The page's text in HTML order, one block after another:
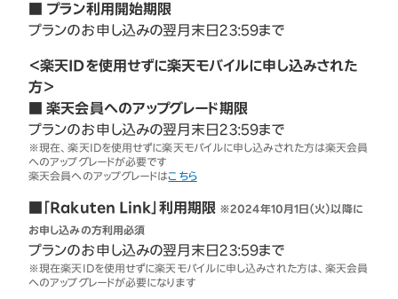
■ プラン利用開始期限
プランのお申し込みの翌月末日23:59まで
＜楽天IDを使用せずに楽天モバイルに申し込みされた
方＞
■ 楽天会員へのアップグレード期限
プランのお申し込みの翌月末日23:59まで
※現在、楽天IDを使用せずに楽天モバイルに申し込みされた方は楽天会員
へのアップグレードが必要です
楽天会員へのアップグレードはこちら
■「Rakuten Link」利用期限 ※2024年10月1日（火）以降に
お申し込みの方利用必須
プランのお申し込みの翌月末日23:59まで
※現在楽天IDを使用せずに楽天モバイルに申し込みされた方は、楽天会員
へのアップグレードが必要になります